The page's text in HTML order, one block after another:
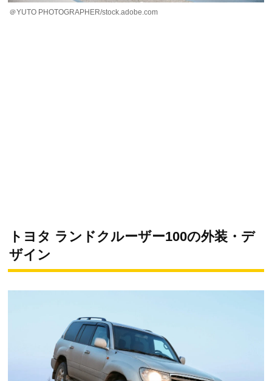
＠YUTO PHOTOGRAPHER/stock.adobe.com
トヨタ ランドクルーザー100の外装・デ
ザイン